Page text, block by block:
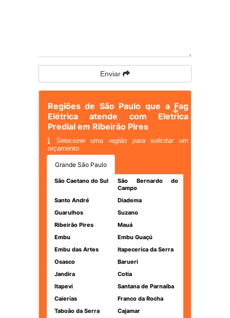
Enviar
Regiões de São Paulo que a Fag
Elétrica atende com Eletrica
Predial em Ribeirão Pires
Selecione uma região para solicitar um
orçamento
Grande São Paulo
São Caetano do Sul
São Bernardo do
Campo
Santo André
Diadema
Guarulhos
Suzano
Ribeirão Pires
Mauá
Embu
Embu Guaçú
Embu das Artes
Itapecerica da Serra
Osasco
Barueri
Jandira
Cotia
Itapevi
Santana de Parnaíba
Caierias
Franco da Rocha
Taboão da Serra
Cajamar